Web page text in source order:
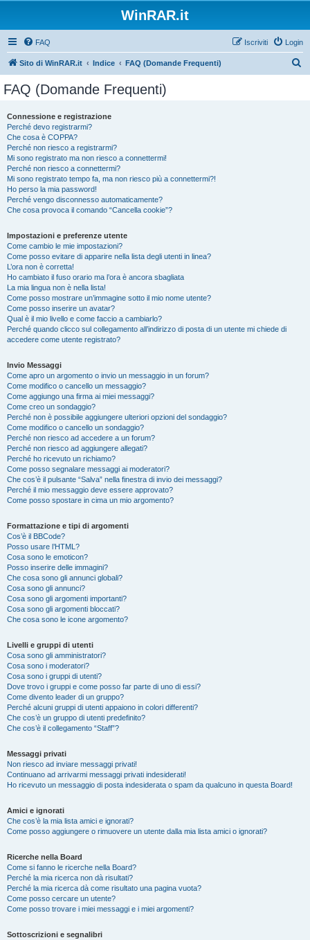
WinRAR.it
FAQ Login
Iscriviti
Sito di WinRAR.it Indice FAQ (Domande Frequenti)
FAQ (Domande Frequenti)
Connessione e registrazione
Perché devo registrarmi?
Che cosa è COPPA?
Perché non riesco a registrarmi?
Mi sono registrato ma non riesco a connettermi!
Perché non riesco a connettermi?
Mi sono registrato tempo fa, ma non riesco più a connettermi?!
Ho perso la mia password!
Perché vengo disconnesso automaticamente?
Che cosa provoca il comando “Cancella cookie”?
Impostazioni e preferenze utente
Come cambio le mie impostazioni?
Come posso evitare di apparire nella lista degli utenti in linea?
L’ora non è corretta!
Ho cambiato il fuso orario ma l’ora è ancora sbagliata
La mia lingua non è nella lista!
Come posso mostrare un’immagine sotto il mio nome utente?
Come posso inserire un avatar?
Qual è il mio livello e come faccio a cambiarlo?
Perché quando clicco sul collegamento all’indirizzo di posta di un utente mi chiede di
accedere come utente registrato?
Invio Messaggi
Come apro un argomento o invio un messaggio in un forum?
Come modifico o cancello un messaggio?
Come aggiungo una firma ai miei messaggi?
Come creo un sondaggio?
Perché non è possibile aggiungere ulteriori opzioni del sondaggio?
Come modifico o cancello un sondaggio?
Perché non riesco ad accedere a un forum?
Perché non riesco ad aggiungere allegati?
Perché ho ricevuto un richiamo?
Come posso segnalare messaggi ai moderatori?
Che cos’è il pulsante “Salva” nella finestra di invio dei messaggi?
Perché il mio messaggio deve essere approvato?
Come posso spostare in cima un mio argomento?
Formattazione e tipi di argomenti
Cos’è il BBCode?
Posso usare l’HTML?
Cosa sono le emoticon?
Posso inserire delle immagini?
Che cosa sono gli annunci globali?
Cosa sono gli annunci?
Cosa sono gli argomenti importanti?
Cosa sono gli argomenti bloccati?
Che cosa sono le icone argomento?
Livelli e gruppi di utenti
Cosa sono gli amministratori?
Cosa sono i moderatori?
Cosa sono i gruppi di utenti?
Dove trovo i gruppi e come posso far parte di uno di essi?
Come divento leader di un gruppo?
Perché alcuni gruppi di utenti appaiono in colori differenti?
Che cos’è un gruppo di utenti predefinito?
Che cos’è il collegamento “Staff”?
Messaggi privati
Non riesco ad inviare messaggi privati!
Continuano ad arrivarmi messaggi privati indesiderati!
Ho ricevuto un messaggio di posta indesiderata o spam da qualcuno in questa Board!
Amici e ignorati
Che cos’è la mia lista amici e ignorati?
Come posso aggiungere o rimuovere un utente dalla mia lista amici o ignorati?
Ricerche nella Board
Come si fanno le ricerche nella Board?
Perché la mia ricerca non dà risultati?
Perché la mia ricerca dà come risultato una pagina vuota?
Come posso cercare un utente?
Come posso trovare i miei messaggi e i miei argomenti?
Sottoscrizioni e segnalibri